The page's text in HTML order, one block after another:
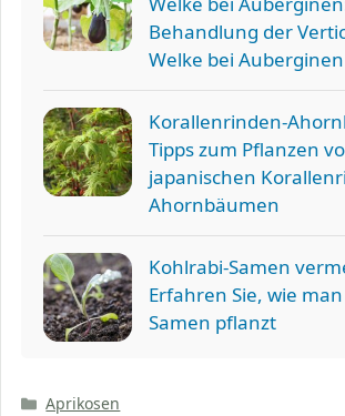
Behandlung der
Welke bei Auberginen
Korallenrinden-
Tipps zum Pflanzen
japanischen
Ahornbäumen
Kohlrabi-Samen
Erfahren Sie, wie
Samen pflanzt
Kategorien
Aprikosen